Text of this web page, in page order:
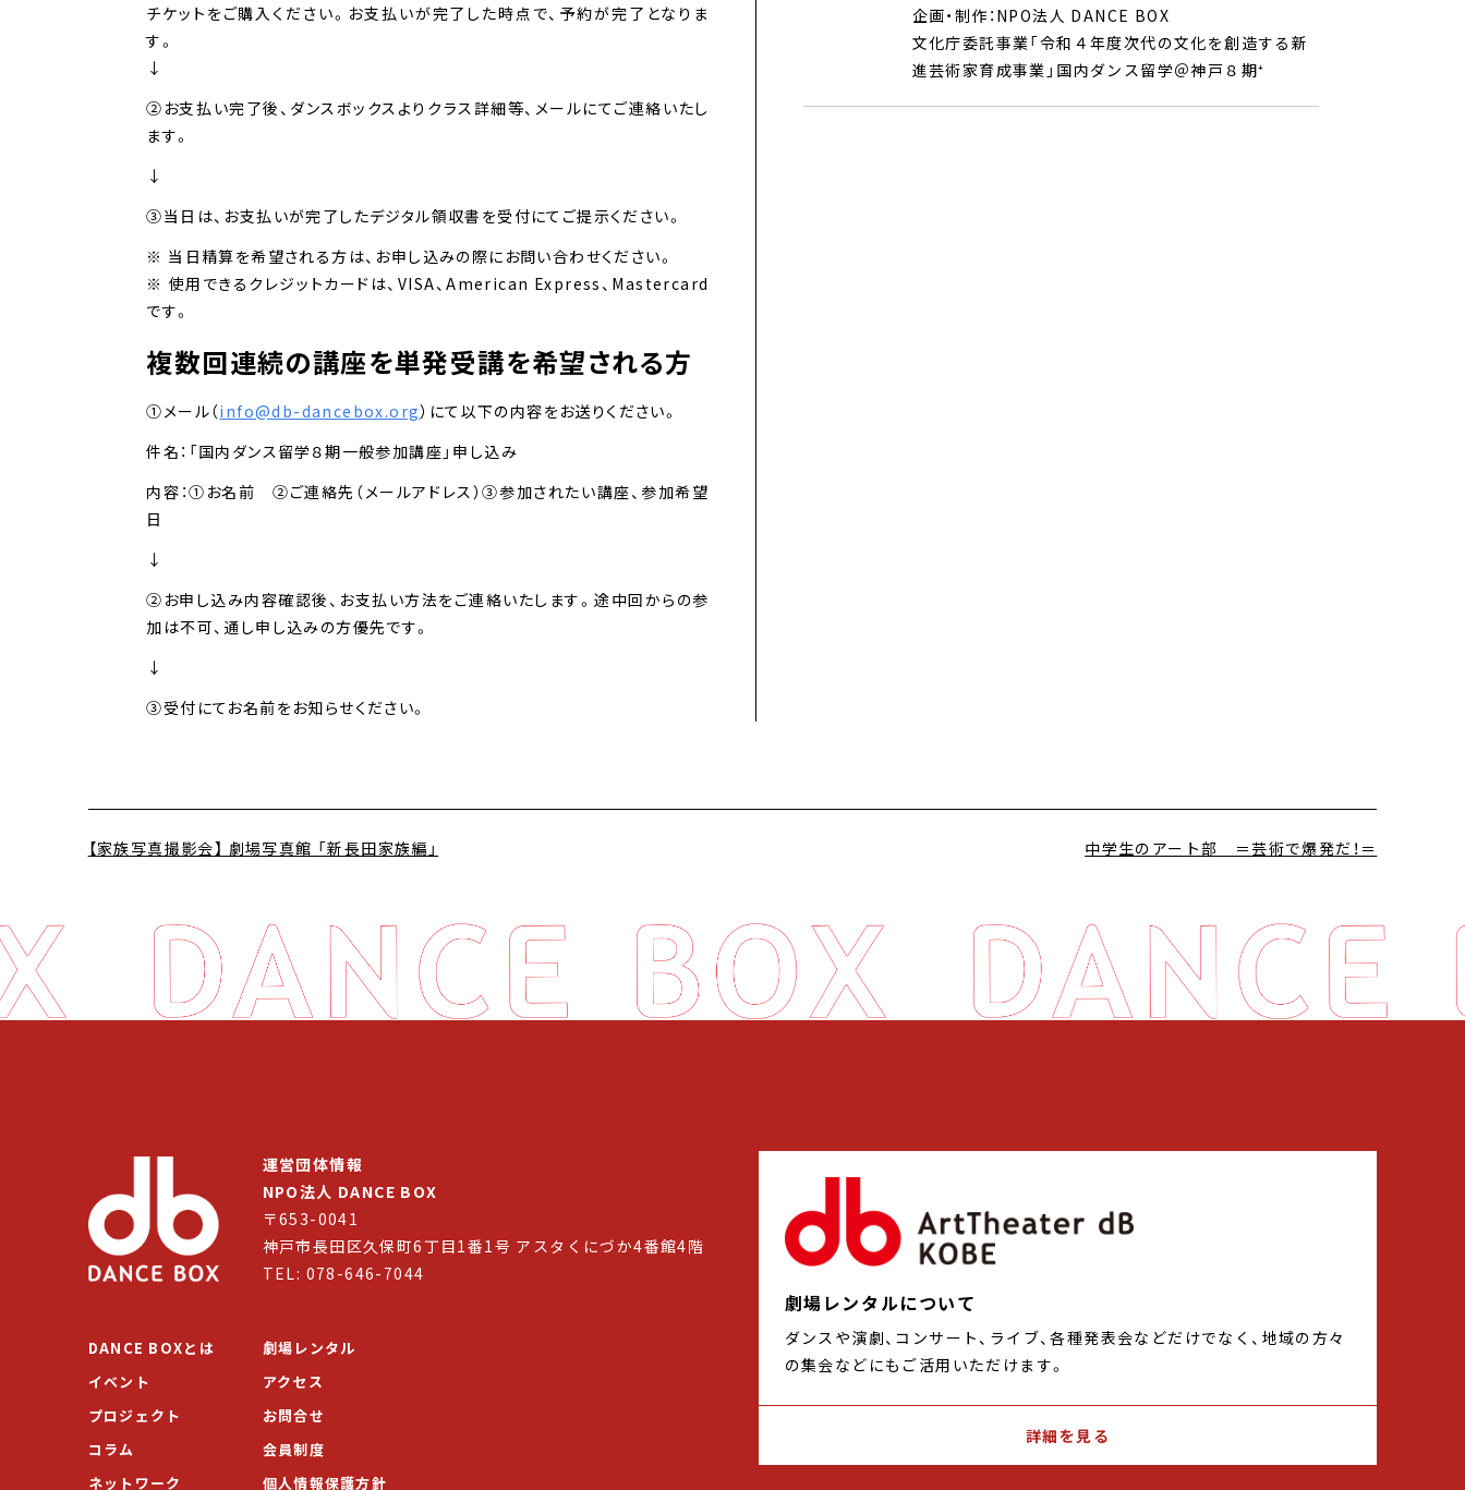
チケットをご購入ください。お支払いが完了した時点で、予約が完了となりま
す。
↓
②お支払い完了後、ダンスボックスよりクラス詳細等、メールにてご連絡いたし
ます。
↓
③当日は、お支払いが完了したデジタル領収書を受付にてご提示ください。
※ 当日精算を希望される方は、お申し込みの際にお問い合わせください。
※ 使用できるクレジットカードは、VISA、American Express、Mastercard
です。
複数回連続の講座を単発受講を希望される方
①メール（info@db-dancebox.org）にて以下の内容をお送りください。
件名：「国内ダンス留学８期一般参加講座」申し込み
内容：①お名前 ②ご連絡先（メールアドレス）③参加されたい講座、参加希望
日
↓
②お申し込み内容確認後、お支払い方法をご連絡いたします。途中回からの参
加は不可、通し申し込みの方優先です。
↓
③受付にてお名前をお知らせください。
企画・制作：NPO法人 DANCE BOX
文化庁委託事業「令和４年度次代の文化を創造する新
進芸術家育成事業」国内ダンス留学＠神戸８期⁺
【家族写真撮影会】 劇場写真館 「新長田家族編」 中学生のアート部 ＝芸術で爆発だ！＝
運営団体情報
NPO法人 DANCE BOX
〒653-0041
神戸市長田区久保町6丁目1番1号 アスタくにづか4番館4階
TEL: 078-646-7044
DANCE BOXとは
イベント
プロジェクト
コラム
ネットワーク
劇場レンタル
アクセス
お問合せ
会員制度
個人情報保護方針
劇場レンタルについて
ダンスや演劇、コンサート、ライブ、各種発表会などだけでなく、地域の方々
の集会などにもご活用いただけます。
詳細を見る